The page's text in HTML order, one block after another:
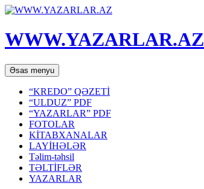
WWW.YAZARLAR.AZ
Axtar
Əsas menyu Mühtəviyyata
keç
“KREDO” QƏZETİ
“ULDUZ” PDF
“YAZARLAR” PDF
FOTOLAR
KİTABXANALAR
LAYİHƏLƏR
Təlim-təhsil
TƏLTİFLƏR
YAZARLAR